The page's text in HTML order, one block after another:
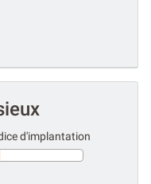
d'implantation